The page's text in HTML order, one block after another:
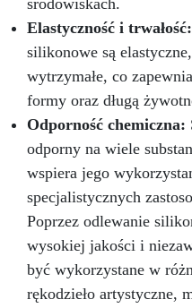
środowiskach.
Elastyczność i trwałość:
silikonowe są
wytrzymałe, co
formy oraz długą
Odporność chemiczna:
odporny na wiele
wspiera jego
specjalistycznych
Poprzez odlewanie
wysokiej jakości i
być wykorzystane w
rękodzieło artystyczne,